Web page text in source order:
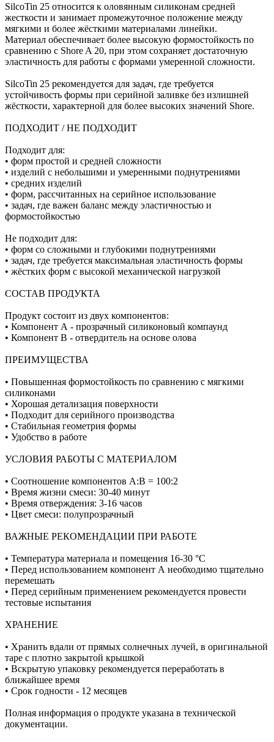
SilcoTin 25 относится к оловянным силиконам средней
жесткости и занимает промежуточное положение между
мягкими и более жёсткими материалами линейки.
Материал обеспечивает более высокую формостойкость по
сравнению с Shore A 20, при этом сохраняет достаточную
эластичность для работы с формами умеренной сложности.
SilcoTin 25 рекомендуется для задач, где требуется
устойчивость формы при серийной заливке без излишней
жёсткости, характерной для более высоких значений Shore.
ПОДХОДИТ / НЕ ПОДХОДИТ
Подходит для:
• форм простой и средней сложности
• изделий с небольшими и умеренными поднутрениями
• средних изделий
• форм, рассчитанных на серийное использование
• задач, где важен баланс между эластичностью и
формостойкостью
Не подходит для:
• форм со сложными и глубокими поднутрениями
• задач, где требуется максимальная эластичность формы
• жёстких форм с высокой механической нагрузкой
СОСТАВ ПРОДУКТА
Продукт состоит из двух компонентов:
• Компонент А - прозрачный силиконовый компаунд
• Компонент В - отвердитель на основе олова
ПРЕИМУЩЕСТВА
• Повышенная формостойкость по сравнению с мягкими
силиконами
• Хорошая детализация поверхности
• Подходит для серийного производства
• Стабильная геометрия формы
• Удобство в работе
УСЛОВИЯ РАБОТЫ С МАТЕРИАЛОМ
• Соотношение компонентов А:В = 100:2
• Время жизни смеси: 30-40 минут
• Время отверждения: 3-16 часов
• Цвет смеси: полупрозрачный
ВАЖНЫЕ РЕКОМЕНДАЦИИ ПРИ РАБОТЕ
• Температура материала и помещения 16-30 °C
• Перед использованием компонент А необходимо тщательно
перемешать
• Перед серийным применением рекомендуется провести
тестовые испытания
ХРАНЕНИЕ
• Хранить вдали от прямых солнечных лучей, в оригинальной
таре с плотно закрытой крышкой
• Вскрытую упаковку рекомендуется переработать в
ближайшее время
• Срок годности - 12 месяцев
Полная информация о продукте указана в технической
документации.